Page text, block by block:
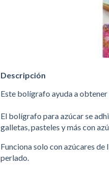
Descripción
Este bolígrafo ayuda a
El bolígrafo para azúcar se
galletas, pasteles y más con
Funciona solo con azúcares
perlado.